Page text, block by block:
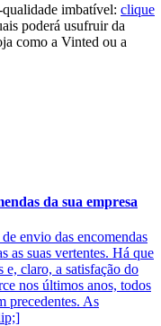
qualidade imbatível: clique
poderá usufruir da
como a Vinted ou a
da sua empresa
envio das encomendas
as suas vertentes. Há que
e, claro, a satisfação do
nos últimos anos, todos
precedentes. As